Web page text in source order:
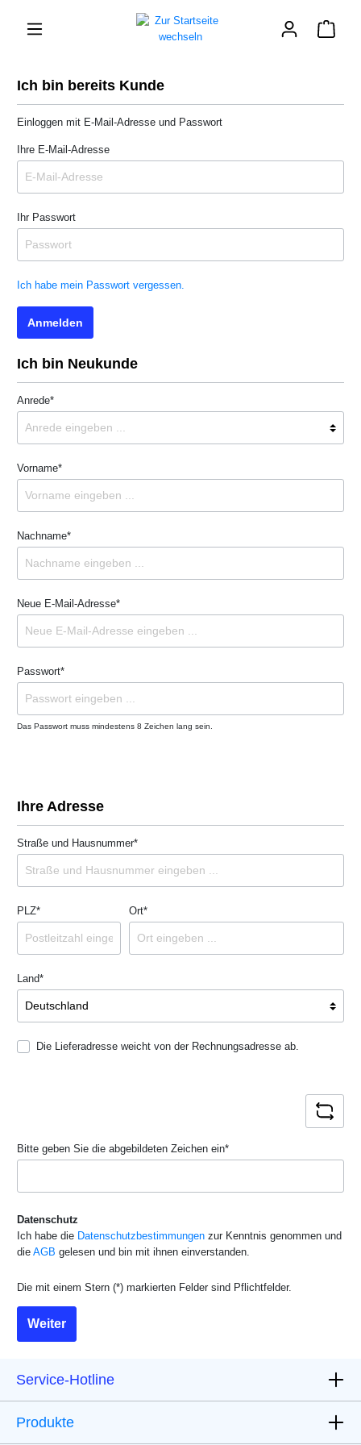
Ich bin bereits Kunde
Einloggen mit E-Mail-Adresse und Passwort
Ihre E-Mail-Adresse
Ihr Passwort
Ich habe mein Passwort vergessen.
Anmelden
Ich bin Neukunde
Anrede*
Vorname*
Nachname*
Neue E-Mail-Adresse*
Passwort*
Das Passwort muss mindestens 8 Zeichen lang sein.
Ihre Adresse
Straße und Hausnummer*
PLZ* Ort*
Land*
Die Lieferadresse weicht von der Rechnungsadresse ab.
Bitte geben Sie die abgebildeten Zeichen ein*
Datenschutz
Ich habe die Datenschutzbestimmungen zur Kenntnis genommen und
die AGB gelesen und bin mit ihnen einverstanden.
Die mit einem Stern (*) markierten Felder sind Pflichtfelder.
Weiter
Service-Hotline
Produkte